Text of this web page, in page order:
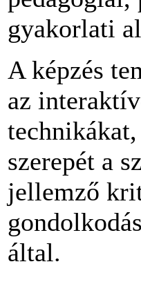
gyakorlati
A képzés
az
szerepét a
jellemző
által.